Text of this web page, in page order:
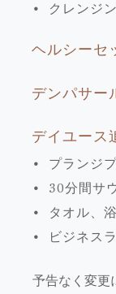
• クレンジ
ヘルシーセ
デンパサー
デイユース
• プランジ
• 30分間サ
• タオル、
• ビジネス
予告なく変更